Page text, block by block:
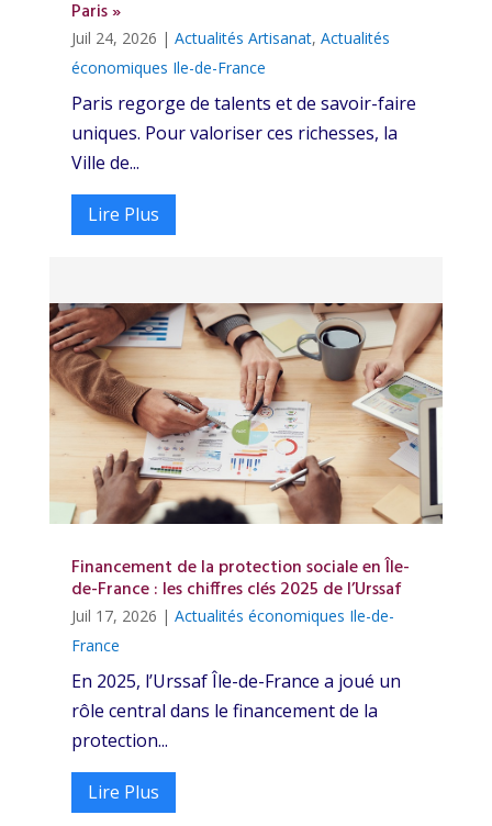
Paris »
Juil 24, 2026 | Actualités Artisanat, Actualités
économiques Ile-de-France
Paris regorge de talents et de savoir-faire
uniques. Pour valoriser ces richesses, la
Ville de...
Lire Plus
Financement de la protection sociale en Île-
de-France : les chiffres clés 2025 de l’Urssaf
Juil 17, 2026 | Actualités économiques Ile-de-
France
En 2025, l’Urssaf Île-de-France a joué un
rôle central dans le financement de la
protection...
Lire Plus